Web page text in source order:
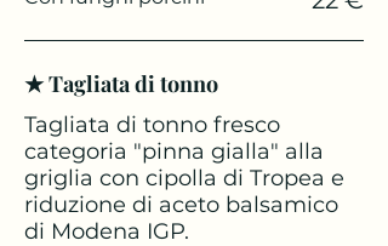
★ Tagliata di tonno
Tagliata di tonno fresco
categoria "pinna gialla" alla
griglia con cipolla di Tropea e
riduzione di aceto balsamico
di Modena IGP.